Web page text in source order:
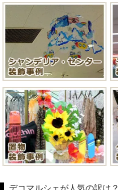
デコマルシェが人気の訳は？